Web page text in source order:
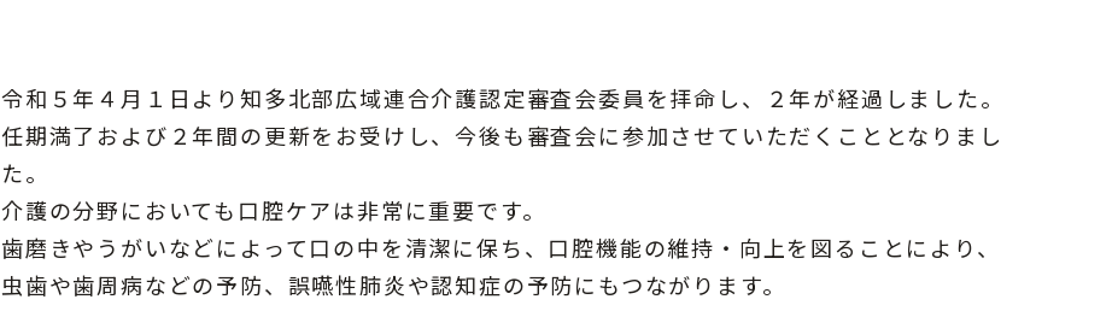
令和５年４月１日より知多北部広域連合介護認定審査会委員を拝命し、２年が経過しました。
任期満了および２年間の更新をお受けし、今後も審査会に参加させていただくこととなりまし
た。
介護の分野においても口腔ケアは非常に重要です。
歯磨きやうがいなどによって口の中を清潔に保ち、口腔機能の維持・向上を図ることにより、
虫歯や歯周病などの予防、誤嚥性肺炎や認知症の予防にもつながります。